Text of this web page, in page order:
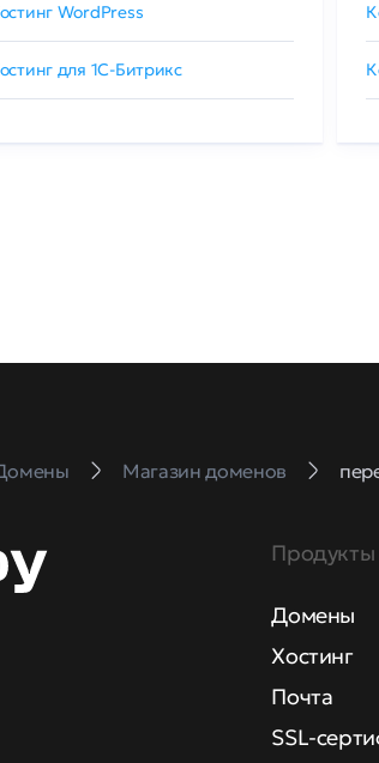
WordPress
для 1C-Битрикс
Магазин доменов
Продукты
Домены
Хостинг
Почта
SSL-